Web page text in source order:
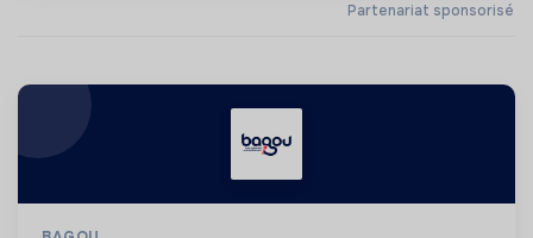
Partenariat sponsorisé